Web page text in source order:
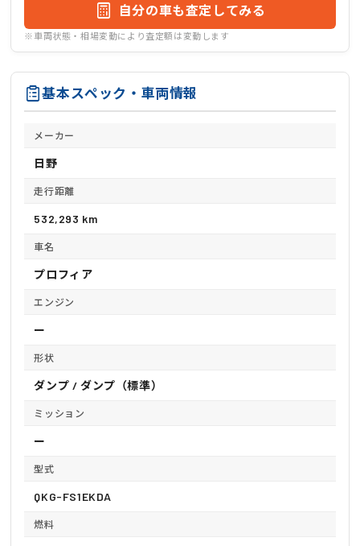
自分の車も査定してみる
※車両状態・相場変動により査定額は変動します
基本スペック・車両情報
メーカー
日野
走行距離
532,293 km
車名
プロフィア
エンジン
ー
形状
ダンプ / ダンプ（標準）
ミッション
ー
型式
QKG-FS1EKDA
燃料